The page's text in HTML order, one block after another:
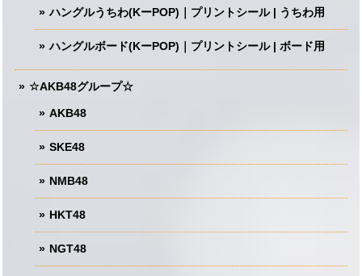
ハングルうちわ(KーPOP)｜プリントシール | うちわ用
ハングルボード(KーPOP)｜プリントシール | ボード用
☆AKB48グループ☆
AKB48
SKE48
NMB48
HKT48
NGT48